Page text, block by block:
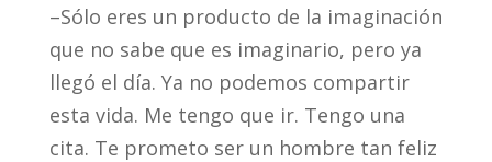
–Sólo eres un producto de la imaginación
que no sabe que es imaginario, pero ya
llegó el día. Ya no podemos compartir
esta vida. Me tengo que ir. Tengo una
cita. Te prometo ser un hombre tan feliz